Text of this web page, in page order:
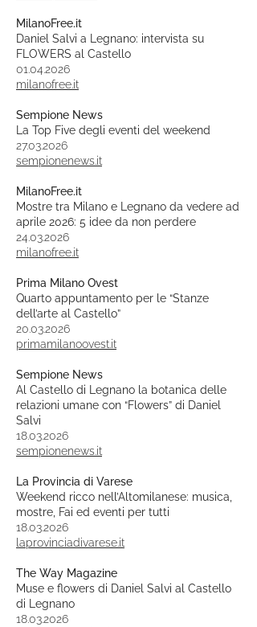
MilanoFree.it
Daniel Salvi a Legnano: intervista su
FLOWERS al Castello
01.04.2026
milanofree.it
Sempione News
La Top Five degli eventi del weekend
27.03.2026
sempionenews.it
MilanoFree.it
Mostre tra Milano e Legnano da vedere ad
aprile 2026: 5 idee da non perdere
24.03.2026
milanofree.it
Prima Milano Ovest
Quarto appuntamento per le “Stanze
dell’arte al Castello”
20.03.2026
primamilanoovest.it
Sempione News
Al Castello di Legnano la botanica delle
relazioni umane con “Flowers” di Daniel
Salvi
18.03.2026
sempionenews.it
La Provincia di Varese
Weekend ricco nell’Altomilanese: musica,
mostre, Fai ed eventi per tutti
18.03.2026
laprovinciadivarese.it
The Way Magazine
Muse e flowers di Daniel Salvi al Castello
di Legnano
18.03.2026